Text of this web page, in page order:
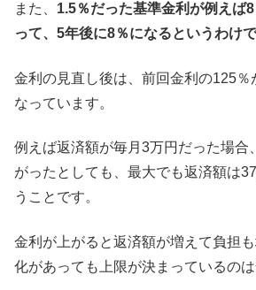
また、 1.5％だった基準金利が例えば
って、5年後に8％になるというわけ
金利の見直し後は、前回金利の125％
なっています。
例えば返済額が毎月3万円だった場合
がったとしても、最大でも返済額は
うことです。
金利が上がると返済額が増えて負担
化があっても上限が決まっているのは